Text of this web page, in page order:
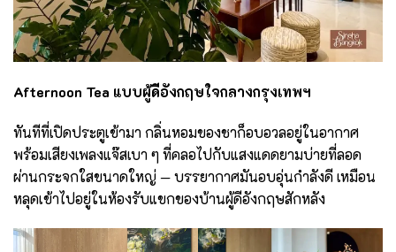
Afternoon Tea แบบผู้ดีอังกฤษใจกลางกรุงเทพฯ
ทันทีที่เปิดประตูเข้ามา กลิ่นหอมของชาก็อบอวลอยู่ในอากาศ
พร้อมเสียงเพลงแจ๊สเบา ๆ ที่คลอไปกับแสงแดดยามบ่ายที่ลอด
ผ่านกระจกใสขนาดใหญ่ — บรรยากาศมันอบอุ่นกำลังดี เหมือน
หลุดเข้าไปอยู่ในห้องรับแขกของบ้านผู้ดีอังกฤษสักหลัง